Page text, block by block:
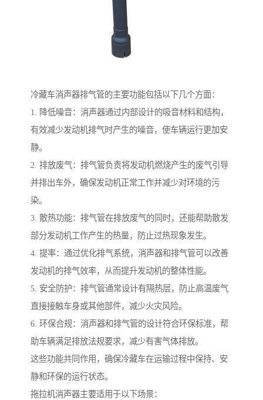
冷藏车消声器排气管的主要功能包括以下几个方面：
1. 降低噪音：消声器通过内部设计的吸音材料和结构，
有效减少发动机排气时产生的噪音，使车辆运行更加安
静。
2. 排放废气：排气管负责将发动机燃烧产生的废气引导
并排出车外，确保发动机正常工作并减少对环境的污
染。
3. 散热功能：排气管在排放废气的同时，还能帮助散发
部分发动机工作产生的热量，防止过热现象发生。
4. 提率：通过优化排气系统，消声器和排气管可以改善
发动机的排气效率，从而提升发动机的整体性能。
5. 安全防护：排气管通常设计有隔热层，防止高温废气
直接接触车身或其他部件，减少火灾风险。
6. 环保合规：消声器和排气管的设计符合环保标准，帮
助车辆满足排放法规要求，减少有害气体排放。
这些功能共同作用，确保冷藏车在运输过程中保持、安
静和环保的运行状态。
拖拉机消声器主要适用于以下场景：